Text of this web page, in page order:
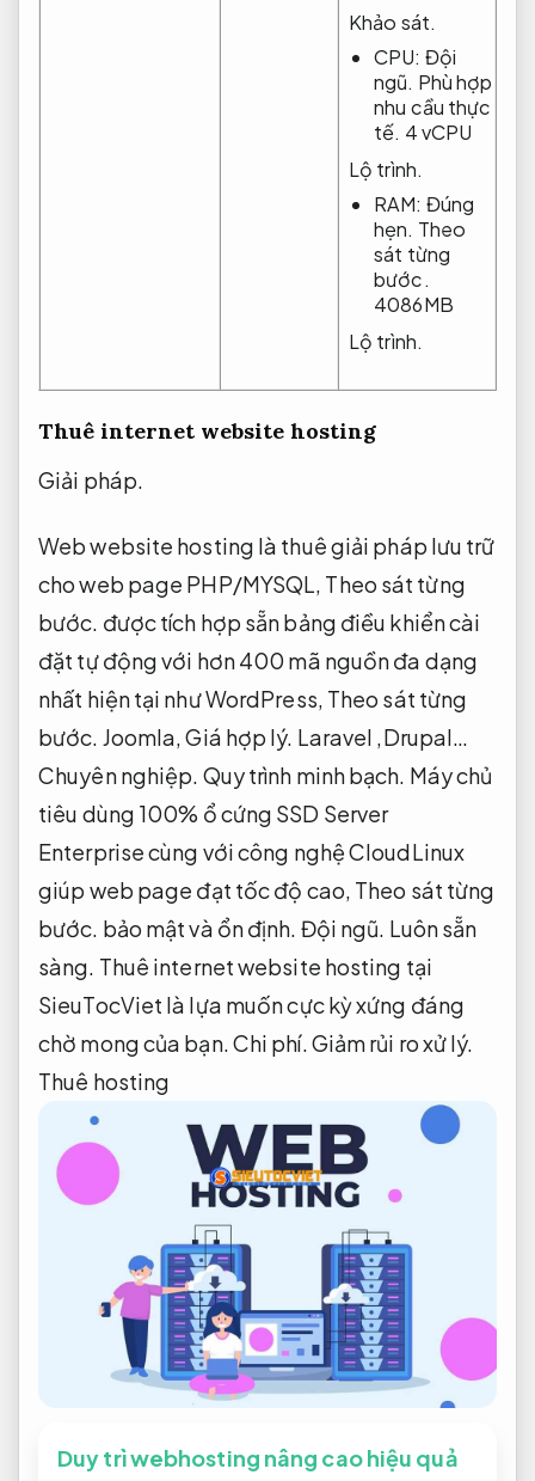
Khảo sát.
CPU: Đội
ngũ. Phù hợp
nhu cầu thực
tế. 4 vCPU
Lộ trình.
RAM: Đúng
hẹn. Theo
sát từng
bước.
4086MB
Lộ trình.
Thuê internet website hosting
Giải pháp.
Web website hosting là thuê giải pháp lưu trữ
cho web page PHP/MYSQL, Theo sát từng
bước. được tích hợp sẵn bảng điều khiển cài
đặt tự động với hơn 400 mã nguồn đa dạng
nhất hiện tại như WordPress, Theo sát từng
bước. Joomla,Giá hợp lý. Laravel ,Drupal…
Chuyên nghiệp. Quy trình minh bạch. Máy chủ
tiêu dùng 100% ổ cứng SSD Server
Enterprise cùng với công nghệ CloudLinux
giúp web page đạt tốc độ cao, Theo sát từng
bước. bảo mật và ổn định. Đội ngũ. Luôn sẵn
sàng. Thuê internet website hosting tại
SieuTocViet là lựa muốn cực kỳ xứng đáng
chờ mong của bạn.Chi phí.Giảm rủi ro xử lý.
Thuê hosting
Duy trì webhosting nâng cao hiệu quả